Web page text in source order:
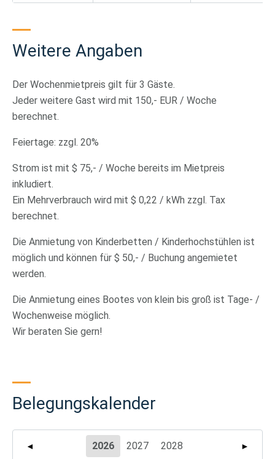
Weitere Angaben
Der Wochenmietpreis gilt für 3 Gäste.
Jeder weitere Gast wird mit 150,- EUR / Woche
berechnet.
Feiertage: zzgl. 20%
Strom ist mit $ 75,- / Woche bereits im Mietpreis
inkludiert.
Ein Mehrverbrauch wird mit $ 0,22 / kWh zzgl. Tax
berechnet.
Die Anmietung von Kinderbetten / Kinderhochstühlen ist
möglich und können für $ 50,- / Buchung angemietet
werden.
Die Anmietung eines Bootes von klein bis groß ist Tage- /
Wochenweise möglich.
Wir beraten Sie gern!
Belegungskalender
◄ 2026 2027 2028 ►